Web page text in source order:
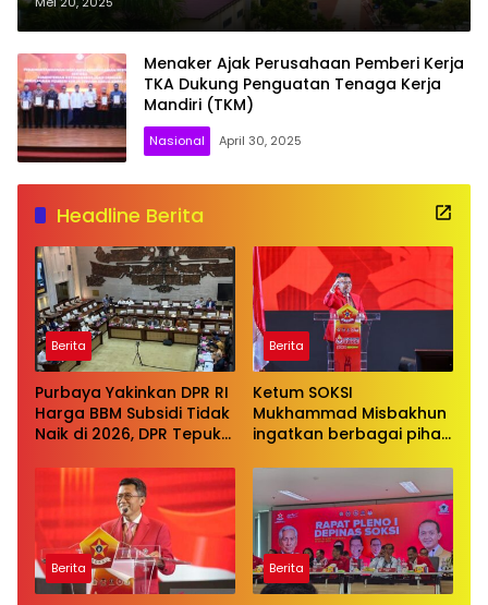
Menaker Ajak Perusahaan Pemberi Kerja
TKA Dukung Penguatan Tenaga Kerja
Mandiri (TKM)
Nasional April 30, 2025
Headline Berita
Berita
Purbaya Yakinkan DPR RI
Harga BBM Subsidi Tidak
Naik di 2026, DPR Tepuk
Berita
Ketum SOKSI
Mukhammad Misbakhun
ingatkan berbagai pihak
serangan bersifat
pribadi kepada Ketua
Golkar Bahlil Lahadalia
Berita Berita